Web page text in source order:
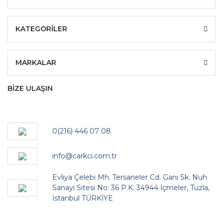
KATEGORİLER
MARKALAR
BİZE ULAŞIN
0(216) 446 07 08
info@carkci.com.tr
Evliya Çelebi Mh. Tersaneler Cd. Gani Sk. Nuh
Sanayi Sitesi No: 36 P.K. 34944 İçmeler, Tuzla,
İstanbul TÜRKİYE